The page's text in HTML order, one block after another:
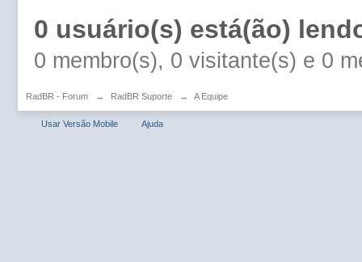
0 usuário(s) está(ão)
0 membro(s), 0 visitante(s) e 0
RadBR - Forum → RadBR Suporte → A Equipe
Usar Versão Mobile Ajuda